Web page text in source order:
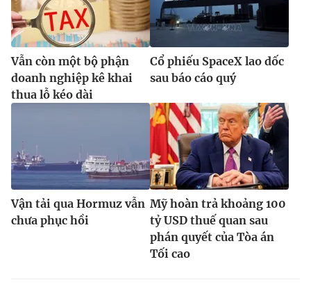
Vẫn còn một bộ phận
doanh nghiệp kê khai
thua lỗ kéo dài
Cổ phiếu SpaceX lao dốc
sau báo cáo quý
Vận tải qua Hormuz vẫn
chưa phục hồi
Mỹ hoàn trả khoảng 100
tỷ USD thuế quan sau
phán quyết của Tòa án
Tối cao